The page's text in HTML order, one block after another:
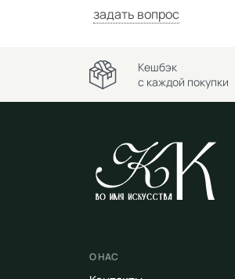
задать вопрос
Кешбэк
с каждой покупки
О НАС